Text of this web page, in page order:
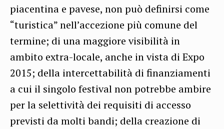
piacentina e pavese, non può definirsi come
“turistica” nell’accezione più comune del
termine; di una maggiore visibilità in
ambito extra-locale, anche in vista di Expo
2015; della intercettabilità di finanziamenti
a cui il singolo festival non potrebbe ambire
per la selettività dei requisiti di accesso
previsti da molti bandi; della creazione di